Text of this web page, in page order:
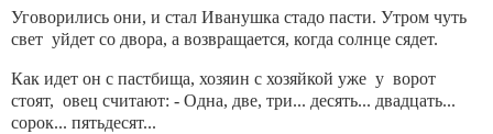
Уговорились они, и стал Иванушка стадо пасти. Утром чуть
свет уйдет со двора, а возвращается, когда солнце сядет.
Как идет он с пастбища, хозяин с хозяйкой уже у ворот
стоят, овец считают: - Одна, две, три... десять... двадцать...
сорок... пятьдесят...